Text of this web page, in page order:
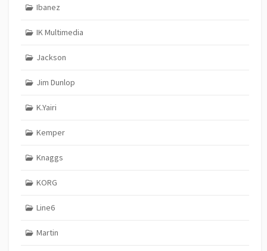
Ibanez
IK Multimedia
Jackson
Jim Dunlop
K.Yairi
Kemper
Knaggs
KORG
Line6
Martin